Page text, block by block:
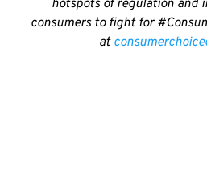
hotspots of regulation and
consumers to fight for
at